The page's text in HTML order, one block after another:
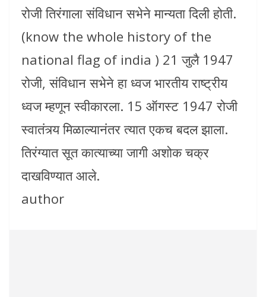
रोजी तिरंगाला संविधान सभेने मान्यता दिली होती.
(know the whole history of the
national flag of india ) 21 जुलै 1947
रोजी, संविधान सभेने हा ध्वज भारतीय राष्ट्रीय
ध्वज म्हणून स्वीकारला. 15 ऑगस्ट 1947 रोजी
स्वातंत्र्य मिळाल्यानंतर त्यात एकच बदल झाला.
तिरंग्यात सूत कात्याच्या जागी अशोक चक्र
दाखविण्यात आले.
author